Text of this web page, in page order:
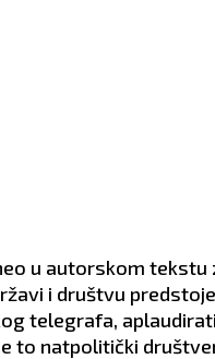
u autorskom tekstu
i društvu
telegrafa,
to natpolitički